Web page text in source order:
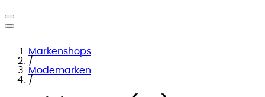
Markenshops
/
Modemarken
/